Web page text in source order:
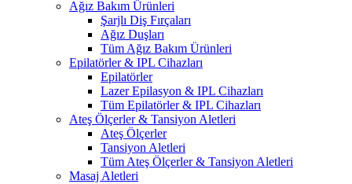
Ağız Bakım Ürünleri
Şarjlı Diş Fırçaları
Ağız Duşları
Tüm Ağız Bakım Ürünleri
Epilatörler & IPL Cihazları
Epilatörler
Lazer Epilasyon & IPL Cihazları
Tüm Epilatörler & IPL Cihazları
Ateş Ölçerler & Tansiyon Aletleri
Ateş Ölçerler
Tansiyon Aletleri
Tüm Ateş Ölçerler & Tansiyon Aletleri
Masaj Aletleri